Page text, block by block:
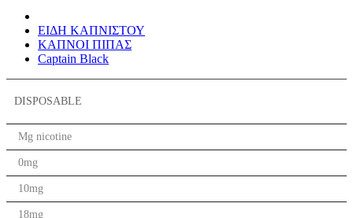
ΕΙΔΗ ΚΑΠΝΙΣΤΟΥ
ΚΑΠΝΟΙ ΠΙΠΑΣ
Captain Black
DISPOSABLE
Mg nicotine
0mg
10mg
18mg